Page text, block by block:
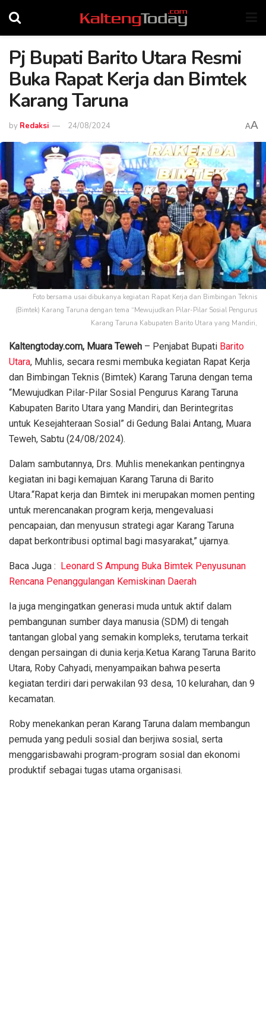
Pj Bupati Barito Utara Resmi
Buka Rapat Kerja dan Bimtek
Karang Taruna
by Redaksi 24/08/2024 AA
Foto bersama usai dibukanya kegiatan Rapat Kerja dan Bimbingan Teknis
(Bimtek) Karang Taruna dengan tema “Mewujudkan Pilar-Pilar Sosial Pengurus
Karang Taruna Kabupaten Barito Utara yang Mandiri,
Kaltengtoday.com, Muara Teweh – Penjabat Bupati Barito
Utara, Muhlis, secara resmi membuka kegiatan Rapat Kerja
dan Bimbingan Teknis (Bimtek) Karang Taruna dengan tema
“Mewujudkan Pilar-Pilar Sosial Pengurus Karang Taruna
Kabupaten Barito Utara yang Mandiri, dan Berintegritas
untuk Kesejahteraan Sosial” di Gedung Balai Antang, Muara
Teweh, Sabtu (24/08/2024).
Dalam sambutannya, Drs. Muhlis menekankan pentingnya
kegiatan ini bagi kemajuan Karang Taruna di Barito
Utara.“Rapat kerja dan Bimtek ini merupakan momen penting
untuk merencanakan program kerja, mengevaluasi
pencapaian, dan menyusun strategi agar Karang Taruna
dapat berkontribusi optimal bagi masyarakat,” ujarnya.
Baca Juga : Leonard S Ampung Buka Bimtek Penyusunan
Rencana Penanggulangan Kemiskinan Daerah
Ia juga mengingatkan generasi muda untuk aktif dalam
pembangunan sumber daya manusia (SDM) di tengah
tantangan global yang semakin kompleks, terutama terkait
dengan persaingan di dunia kerja.Ketua Karang Taruna Barito
Utara, Roby Cahyadi, menyampaikan bahwa peserta
kegiatan terdiri dari perwakilan 93 desa, 10 kelurahan, dan 9
kecamatan.
Roby menekankan peran Karang Taruna dalam membangun
pemuda yang peduli sosial dan berjiwa sosial, serta
menggarisbawahi program-program sosial dan ekonomi
produktif sebagai tugas utama organisasi.